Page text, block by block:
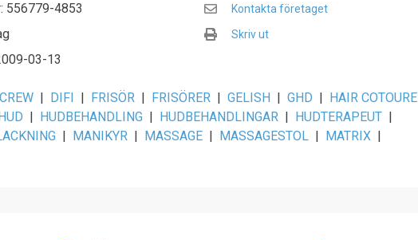
556779-4853
03-13
Kontakta företaget
Skriv ut
CREW | DIFI | FRISÖR | FRISÖRER | GELISH | GHD | HAIR COTOURE
| HUDBEHANDLING | HUDBEHANDLINGAR | HUDTERAPEUT |
| MANIKYR | MASSAGE | MASSAGESTOL | MATRIX |